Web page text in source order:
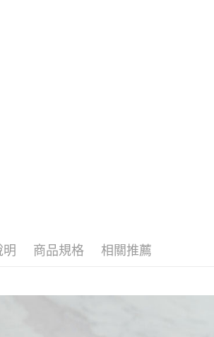
明 商品規格 相關推薦